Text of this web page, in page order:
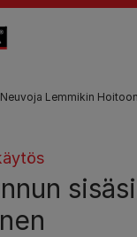
Lemmikin Hoitoon